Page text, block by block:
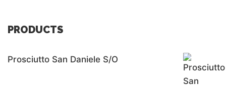
PRODUCTS
Prosciutto San Daniele S/o